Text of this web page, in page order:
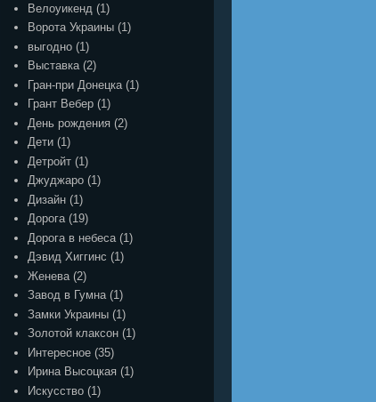
Велоуикенд (1)
Ворота Украины (1)
выгодно (1)
Выставка (2)
Гран-при Донецка (1)
Грант Вебер (1)
День рождения (2)
Дети (1)
Детройт (1)
Джуджаро (1)
Дизайн (1)
Дорога (19)
Дорога в небеса (1)
Дэвид Хиггинс (1)
Женева (2)
Завод в Гумна (1)
Замки Украины (1)
Золотой клаксон (1)
Интересное (35)
Ирина Высоцкая (1)
Искусство (1)